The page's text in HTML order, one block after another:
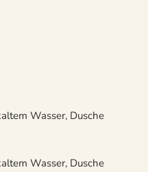
Wasser, Dusche
Wasser, Dusche